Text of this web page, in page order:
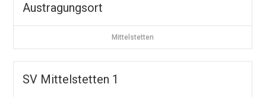
Austragungsort
Mittelstetten
SV Mittelstetten 1